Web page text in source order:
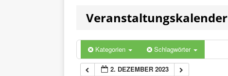
Veranstaltungskalender
Kategorien Schlagwörter
2. DEZEMBER 2023
5:00
6:00